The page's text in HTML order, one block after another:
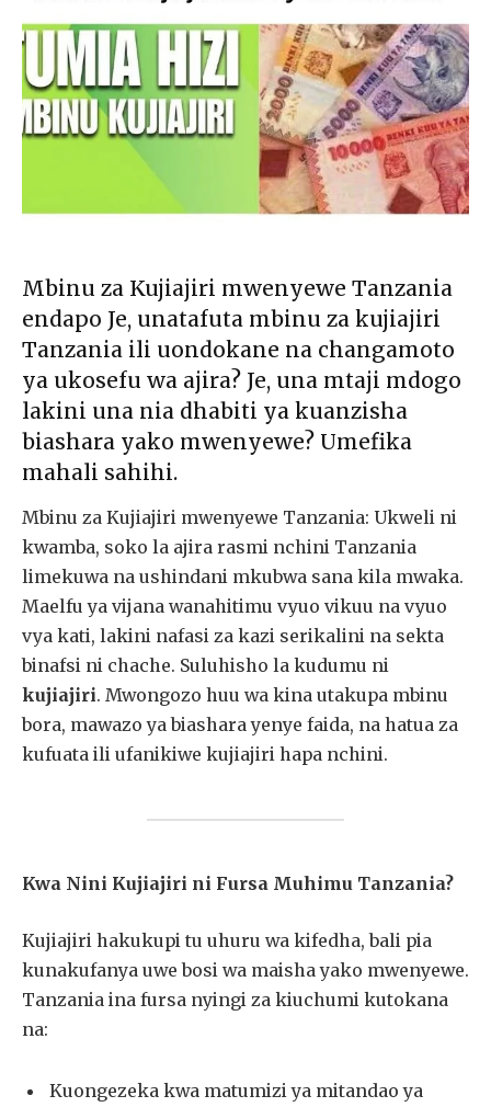
Mbinu za Kujiajiri mwenyewe Tanzania
endapo Je, unatafuta mbinu za kujiajiri
Tanzania ili uondokane na changamoto
ya ukosefu wa ajira? Je, una mtaji mdogo
lakini una nia dhabiti ya kuanzisha
biashara yako mwenyewe? Umefika
mahali sahihi.
Mbinu za Kujiajiri mwenyewe Tanzania: Ukweli ni
kwamba, soko la ajira rasmi nchini Tanzania
limekuwa na ushindani mkubwa sana kila mwaka.
Maelfu ya vijana wanahitimu vyuo vikuu na vyuo
vya kati, lakini nafasi za kazi serikalini na sekta
binafsi ni chache. Suluhisho la kudumu ni
kujiajiri. Mwongozo huu wa kina utakupa mbinu
bora, mawazo ya biashara yenye faida, na hatua za
kufuata ili ufanikiwe kujiajiri hapa nchini.
Kwa Nini Kujiajiri ni Fursa Muhimu Tanzania?
Kujiajiri hakukupi tu uhuru wa kifedha, bali pia
kunakufanya uwe bosi wa maisha yako mwenyewe.
Tanzania ina fursa nyingi za kiuchumi kutokana
na:
Kuongezeka kwa matumizi ya mitandao ya